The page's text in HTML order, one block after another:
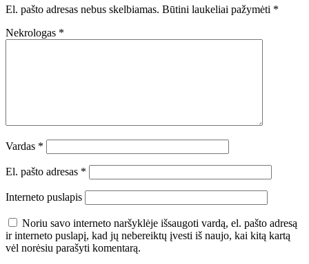
El. pašto adresas nebus skelbiamas. Būtini laukeliai pažymėti *
Nekrologas *
Vardas *
El. pašto adresas *
Interneto puslapis
Noriu savo interneto naršyklėje išsaugoti vardą, el. pašto adresą
ir interneto puslapį, kad jų nebereiktų įvesti iš naujo, kai kitą kartą
vėl norėsiu parašyti komentarą.